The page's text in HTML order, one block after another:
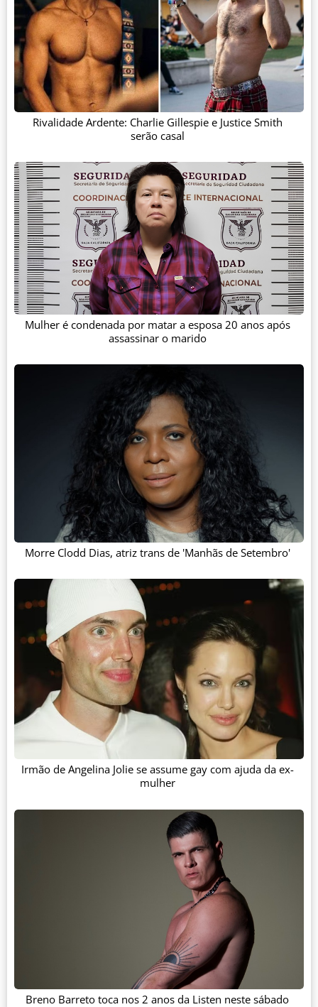
Rivalidade Ardente: Charlie Gillespie e Justice Smith
serão casal
Mulher é condenada por matar a esposa 20 anos após
assassinar o marido
Morre Clodd Dias, atriz trans de 'Manhãs de Setembro'
Irmão de Angelina Jolie se assume gay com ajuda da ex-
mulher
Breno Barreto toca nos 2 anos da Listen neste sábado